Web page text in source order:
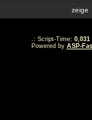
zeige
.: Script-Time: 0,031
Powered by ASP-